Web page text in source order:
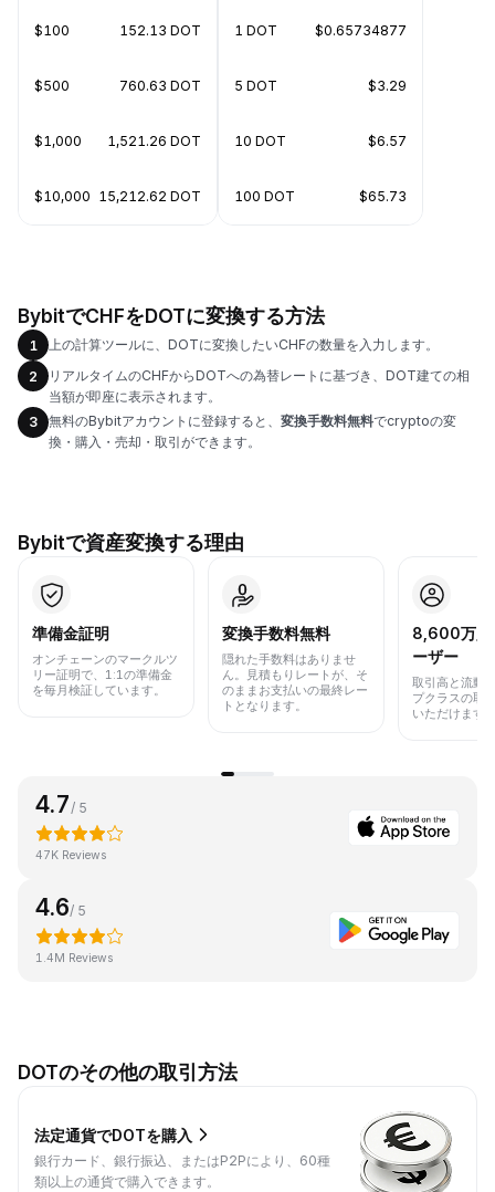
$100 152.13 DOT
$500 760.63 DOT
$1,000 1,521.26 DOT
$10,000 15,212.62 DOT
1 DOT $0.65734877
5 DOT $3.29
10 DOT $6.57
100 DOT $65.73
BybitでCHFをDOTに変換する方法
1
上の計算ツールに、DOTに変換したいCHFの数量を入力します。
2
リアルタイムのCHFからDOTへの為替レートに基づき、DOT建ての相
当額が即座に表示されます。
3
無料のBybitアカウントに登録すると、 変換手数料無料でcryptoの変
換・購入・売却・取引ができます。
Bybitで資産変換する理由
準備金証明
オンチェーンのマークルツ
リー証明で、1:1の準備金
を毎月検証しています。
変換手数料無料
隠れた手数料はありませ
ん。見積もりレートが、そ
のままお支払いの最終レー
トとなります。
8,600万人
ーザー
取引高と流動
プクラスの取
いただけます
4.7/ 5
47K Reviews
4.6/ 5
1.4M Reviews
DOTのその他の取引方法
法定通貨でDOTを購入
銀行カード、銀行振込、またはP2Pにより、60種
類以上の通貨で購入できます。